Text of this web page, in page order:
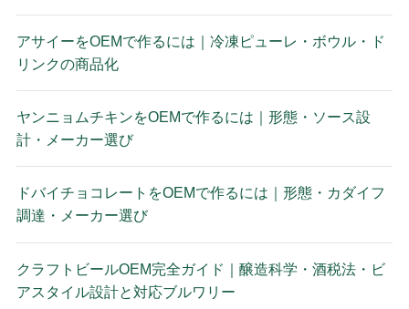
アサイーをOEMで作るには｜冷凍ピューレ・ボウル・ド
リンクの商品化
ヤンニョムチキンをOEMで作るには｜形態・ソース設
計・メーカー選び
ドバイチョコレートをOEMで作るには｜形態・カダイフ
調達・メーカー選び
クラフトビールOEM完全ガイド｜醸造科学・酒税法・ビ
アスタイル設計と対応ブルワリー